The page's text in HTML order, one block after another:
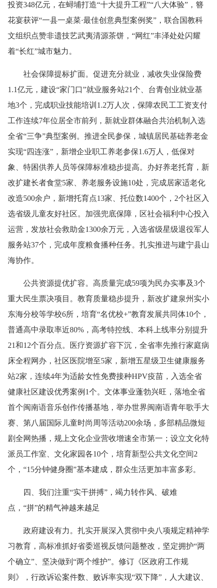
投资348亿元，在蟳埔打造“十大提升工程”“八大体验”，簪
花宴获评“一县一桌菜·最佳创意典型案例奖”，联合国教科
文组织点赞非遗技艺武夷清源茶饼，“网红”丰泽处处闪耀
着“长红”城市魅力。
社会保障提标扩面。促进充分就业，减收失业保险费
1.1亿元，建设“家门口”就业服务站21个、台青创业就业基
地3个，完成职业技能培训1.2万人次，保障农民工工资支付
工作连续7年位居全市前列，新就业群体融合共治机制入选
全省“三争”典型案例。推进全民参保，城镇居民基础养老金
实现“四连涨”，新增企业职工养老参保1.6万人，低保对
象、特困供养人员等保障标准稳步提高。办好养老托育，新
改扩建长者食堂5家、养老服务设施10处，完成居家适老化
改造500余户，新增托育点13家、托位数1400个，2个社区入
选省级儿童友好社区。加强兜底保障，区社会福利中心投入
运营，发放社会救助金1300余万元，入选省级星级退役军人
服务站37个，完成年度粮食播种任务。扎实推进与建宁县山
海协作。
公共资源提优扩容。高质量完成59项为民办实事及3个
重大民生票决项目。教育质量稳步提升，新改扩建泉州实小
东海分校等学校6所，培育“名优校+”教育发展共同体10个，
普通高中录取率近80%，高考特控线、本科上线率分别提升
21和12个百分点。医疗资源扩容下沉，全省率先推行家庭病
床全程网办，社区医院增至5家，新增五星级卫生健康服务
站2家，连续4年为适龄女性免费接种HPV疫苗，入选全省
健康社区建设优秀案例1个。文体事业蓬勃兴旺，落地全省
首个闽南语音乐创作传播基地，举办世界闽南语青年歌手大
赛、第八届国际儿童时尚周等活动200余场，多部精品微短
剧全网热播，规上文化企业营收增速全市第一；设立文化特
派员工作室、文化家园各10个，培育新型公共文化空间2
个，“15分钟健身圈”基本建成，群众生活更加丰富多彩。
四、我们注重“实干拼搏”，竭力转作风、破难
点，“拼”的精气神越来越足
政府建设有力。扎实开展深入贯彻中央八项规定精神学
习教育，高标准抓好省委巡视反馈问题整改，坚定拥护“两
个确立”、坚决做到“两个维护”。修订《区政府工作规
则》，行政诉讼案件数、败诉率实现“双下降”，人大建议、